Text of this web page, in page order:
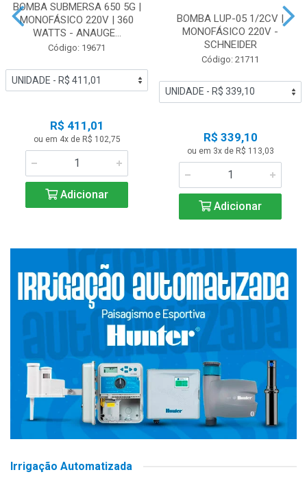
BOMBA SUBMERSA 650 5G |
MONOFÁSICO 220V | 360
WATTS - ANAUGE...
Código: 19671
R$ 411,01
ou em 4x de R$ 102,75
Adicionar
BOMBA LUP-05 1/2CV |
MONOFÁSICO 220V -
SCHNEIDER
Código: 21711
R$ 339,10
ou em 3x de R$ 113,03
Adicionar
Irrigação Automatizada